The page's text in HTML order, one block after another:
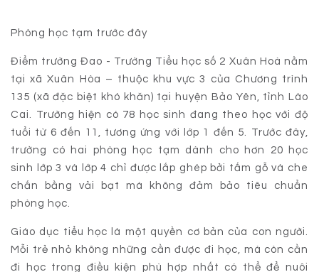
Phòng học tạm trước đây
Điểm trường Đao - Trường Tiểu học số 2 Xuân Hoà nằm
tại xã Xuân Hòa – thuộc khu vực 3 của Chương trình
135 (xã đặc biệt khó khăn) tại huyện Bảo Yên, tỉnh Lào
Cai. Trường hiện có 78 học sinh đang theo học với độ
tuổi từ 6 đến 11, tương ứng với lớp 1 đến 5. Trước đây,
trường có hai phòng học tạm dành cho hơn 20 học
sinh lớp 3 và lớp 4 chỉ được lắp ghép bởi tấm gỗ và che
chắn bằng vải bạt mà không đảm bảo tiêu chuẩn
phòng học.
Giáo dục tiểu học là một quyền cơ bản của con người.
Mỗi trẻ nhỏ không những cần được đi học, mà còn cần
đi học trong điều kiện phù hợp nhất có thể để nuôi